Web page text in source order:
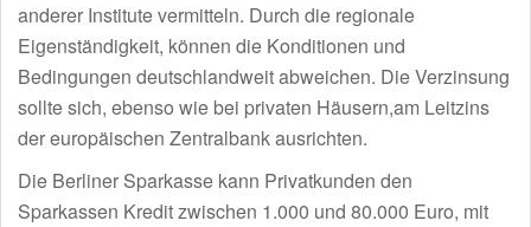
anderer Institute vermitteln. Durch die regionale
Eigenständigkeit, können die Konditionen und
Bedingungen deutschlandweit abweichen. Die Verzinsung
sollte sich, ebenso wie bei privaten Häusern,am Leitzins
der europäischen Zentralbank ausrichten.
Die Berliner Sparkasse kann Privatkunden den
Sparkassen Kredit zwischen 1.000 und 80.000 Euro, mit